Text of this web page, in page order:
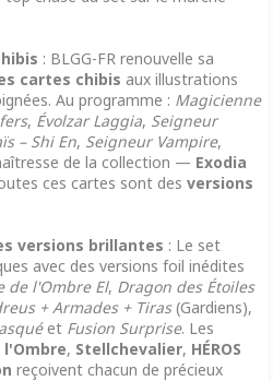
: BLGG-FR renouvelle sa
cartes chibis aux illustrations
Au programme : Magicienne
, Évolzar Laggia, Seigneur
– Shi En, Seigneur Vampire,
de la collection — Exodia
ces cartes sont des versions
versions brillantes : Le set
avec des versions foil inédites
de l'Ombre El, Dragon des Étoiles
+ Armades + Tiras(Gardiens),
et Fusion Surprise. Les
, Stellchevalier, HÉROS
reçoivent chacun de précieux